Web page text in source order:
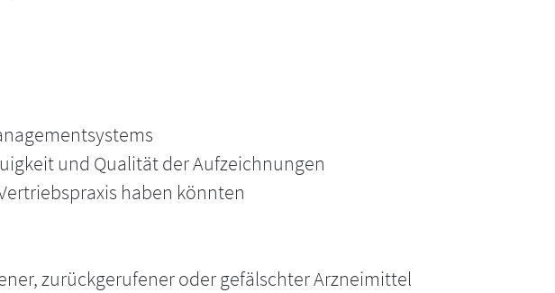
und Qualität der Aufzeichnungen
haben könnten
zurückgerufener oder gefälschter Arzneimittel